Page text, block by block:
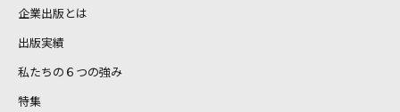
企業出版とは
出版実績
私たちの６つの強み
特集